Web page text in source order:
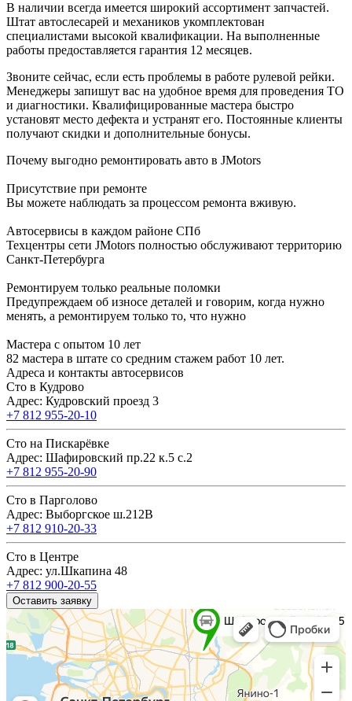
В наличии всегда имеется широкий ассортимент запчастей.
Штат автослесарей и механиков укомплектован
специалистами высокой квалификации. На выполненные
работы предоставляется гарантия 12 месяцев.
Звоните сейчас, если есть проблемы в работе рулевой рейки.
Менеджеры запишут вас на удобное время для проведения ТО
и диагностики. Квалифицированные мастера быстро
установят место дефекта и устранят его. Постоянные клиенты
получают скидки и дополнительные бонусы.
Почему выгодно ремонтировать авто в JMotors
Присутствие при ремонте
Вы можете наблюдать за процессом ремонта вживую.
Автосервисы в каждом районе СПб
Техцентры сети JMotors полностью обслуживают территорию
Санкт-Петербурга
Ремонтируем только реальные поломки
Предупреждаем об износе деталей и говорим, когда нужно
менять, а ремонтируем только то, что нужно
Мастера с опытом 10 лет
82 мастера в штате со средним стажем работ 10 лет.
Адреса и контакты автосервисов
Сто в Кудрово
Адрес: Кудровский проезд 3
+7 812 955-20-10
Сто на Пискарёвке
Адрес: Шафировский пр.22 к.5 с.2
+7 812 955-20-90
Сто в Парголово
Адрес: Выборгское ш.212В
+7 812 910-20-33
Сто в Центре
Адрес: ул.Шкапина 48
+7 812 900-20-55
Оставить заявку